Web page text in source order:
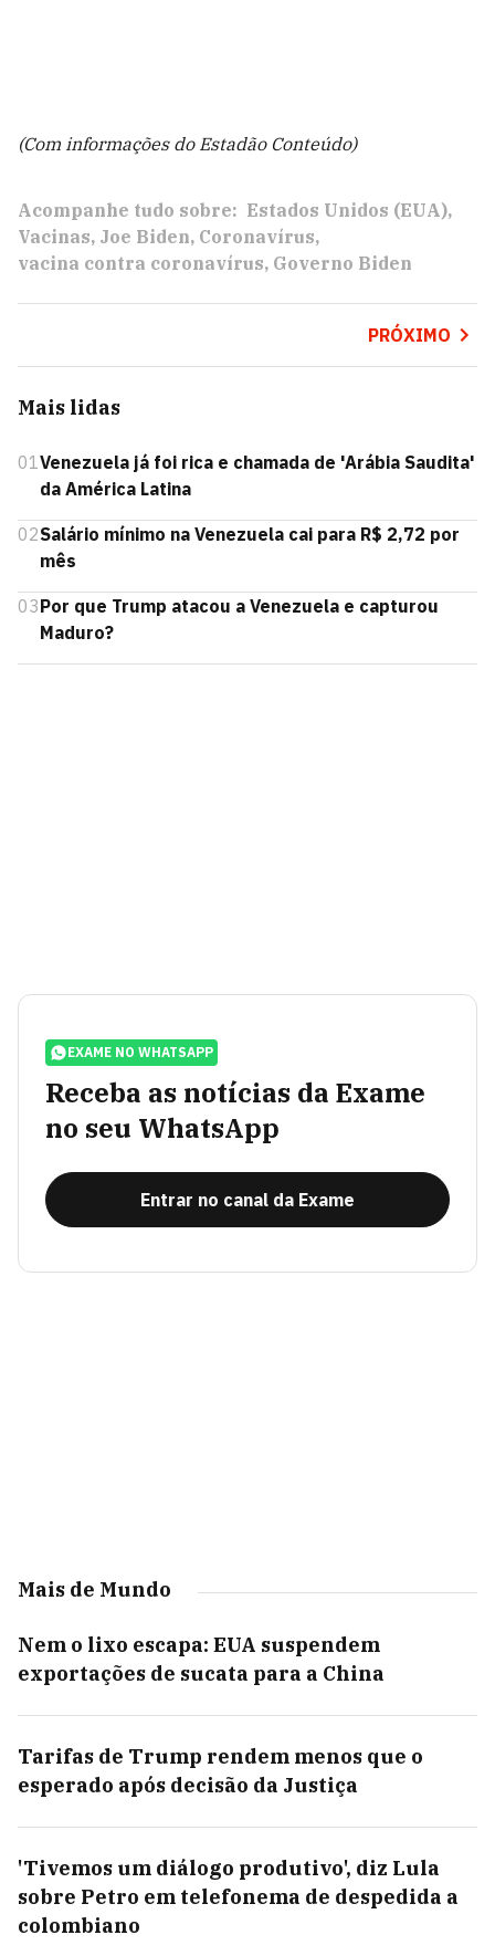
(Com informações do Estadão Conteúdo)
Acompanhe tudo sobre: Estados Unidos (EUA)
Vacinas Joe Biden Coronavírus
vacina contra coronavírus Governo Biden
PRÓXIMO
Mais lidas
01Venezuela já foi rica e chamada de 'Arábia Saudita'
da América Latina
02Salário mínimo na Venezuela cai para R$ 2,72 por
mês
03Por que Trump atacou a Venezuela e capturou
Maduro?
EXAME NO WHATSAPP
Receba as notícias da Exame
no seu WhatsApp
Entrar no canal da Exame
Mais de Mundo
Nem o lixo escapa: EUA suspendem
exportações de sucata para a China
Tarifas de Trump rendem menos que o
esperado após decisão da Justiça
'Tivemos um diálogo produtivo', diz Lula
sobre Petro em telefonema de despedida a
colombiano